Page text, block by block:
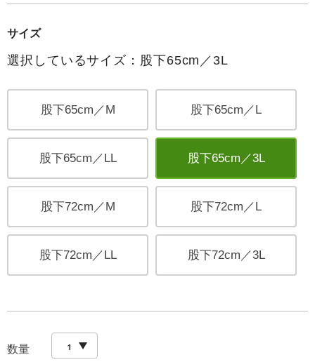
サイズ
選択しているサイズ：股下65cm／3L
股下65cm／M 股下65cm／L
股下65cm／LL 股下65cm／3L
股下72cm／M 股下72cm／L
股下72cm／LL 股下72cm／3L
数量